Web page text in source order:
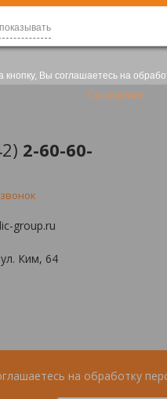
кнопку, Вы соглашаетесь на
Соглашение
на обработку
2-60-60-
group.ru
Ким, 64